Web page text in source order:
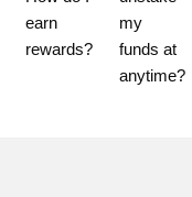
earn
rewards?
my
funds at